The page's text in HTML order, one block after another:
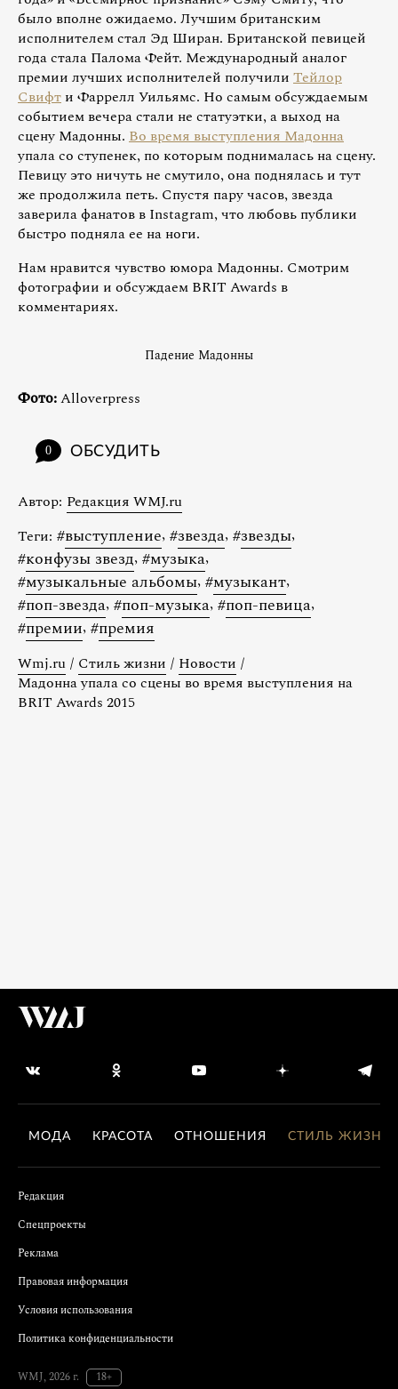
было вполне ожидаемо. Лучшим британским
исполнителем стал Эд Ширан. Британской певицей
года стала Палома Фейт. Международный аналог
премии лучших исполнителей получили Тейлор
Свифт и Фаррелл Уильямс. Но самым обсуждаемым
событием вечера стали не статуэтки, а выход на
сцену Мадонны. Во время выступления Мадонна
упала со ступенек, по которым поднималась на сцену.
Певицу это ничуть не смутило, она поднялась и тут
же продолжила петь. Спустя пару часов, звезда
заверила фанатов в Instagram, что любовь публики
быстро подняла ее на ноги.
Нам нравится чувство юмора Мадонны. Смотрим
фотографии и обсуждаем BRIT Awards в
комментариях.
Падение Мадонны
Фото:Alloverpress
0 ОБСУДИТЬ
Автор: Редакция WMJ.ru
Теги: #выступление, #звезда, #звезды,
#конфузы звезд, #музыка,
#музыкальные альбомы, #музыкант,
#поп-звезда, #поп-музыка, #поп-певица,
#премии, #премия
Wmj.ru / Стиль жизни / Новости /
Мадонна упала со сцены во время выступления на
BRIT Awards 2015
МОДА КРАСОТА ОТНОШЕНИЯ СТИЛЬ ЖИЗНИ
Редакция
Спецпроекты
Реклама
Правовая информация
Условия использования
Политика конфиденциальности
WMJ, 2026 г. 18+